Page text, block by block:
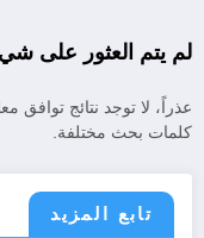
لم يتم العثور على
عذراً، لا توجد نتائج توافق
كلمات بحث مختلفة.
تابع المزيد